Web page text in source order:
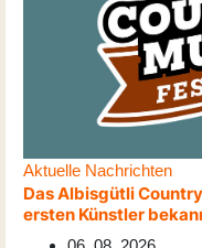
Aktuelle Nachrichten
Das Albisgütli
ersten Künstler